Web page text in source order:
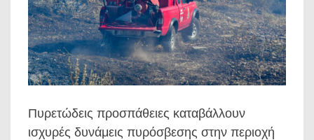
Πυρετώδεις προσπάθειες καταβάλλουν
ισχυρές δυνάμεις πυρόσβεσης στην περιοχή